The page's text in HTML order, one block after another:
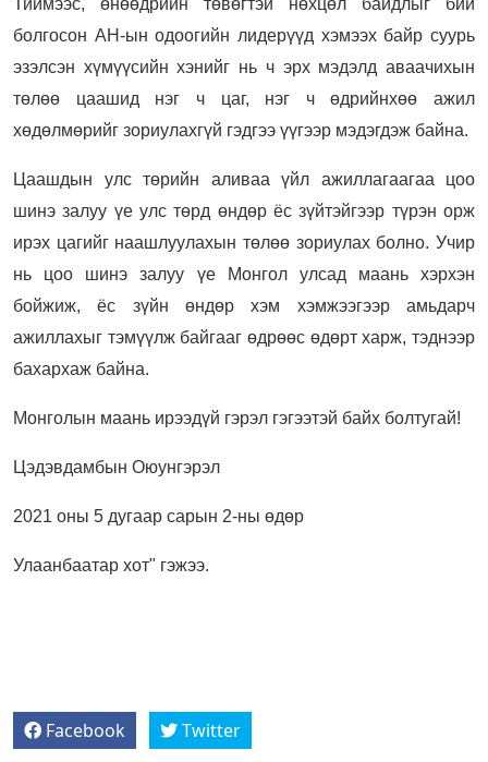
болгосон АН-ын одоогийн лидерүүд хэмээх байр суурь
эзэлсэн хүмүүсийн хэнийг нь ч эрх мэдэлд аваачихын
төлөө цаашид нэг ч цаг, нэг ч өдрийнхөө ажил
хөдөлмөрийг зориулахгүй гэдгээ үүгээр мэдэгдэж байна.
Цаашдын улс төрийн аливаа үйл ажиллагаагаа цоо
шинэ залуу үе улс төрд өндөр ёс зүйтэйгээр түрэн орж
ирэх цагийг наашлуулахын төлөө зориулах болно. Учир
нь цоо шинэ залуу үе Монгол улсад маань хэрхэн
бойжиж, ёс зүйн өндөр хэм хэмжээгээр амьдарч
ажиллахыг тэмүүлж байгааг өдрөөс өдөрт харж, тэднээр
бахархаж байна.
Монголын маань ирээдүй гэрэл гэгээтэй байх болтугай!
Цэдэвдамбын Оюунгэрэл
2021 оны 5 дугаар сарын 2-ны өдөр
Улаанбаатар хот" гэжээ.
Facebook Twitter